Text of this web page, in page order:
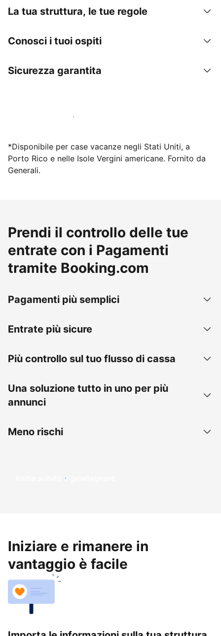
La tua struttura, le tue regole
Conosci i tuoi ospiti
Sicurezza garantita
Inizia subito a lavorare con noi
*Disponibile per case vacanze negli Stati Uniti, a
Porto Rico e nelle Isole Vergini americane. Fornito da
Generali.
Prendi il controllo delle tue
entrate con i Pagamenti
tramite Booking.com
Pagamenti più semplici
Entrate più sicure
Più controllo sul tuo flusso di cassa
Una soluzione tutto in uno per più
annunci
Meno rischi
Inizia subito a guadagnare
Iniziare e rimanere in
vantaggio è facile